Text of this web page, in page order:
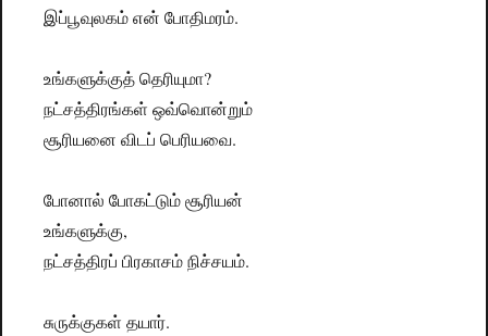
இப்பூவுலகம் என் போதிமரம்.
உங்களுக்குத் தெரியுமா?
நட்சத்திரங்கள் ஒவ்வொன்றும்
சூரியனை விடப் பெரியவை.
போனால் போகட்டும் சூரியன்
உங்களுக்கு,
நட்சத்திரப் பிரகாசம் நிச்சயம்.
சுருக்குகள் தயார்.